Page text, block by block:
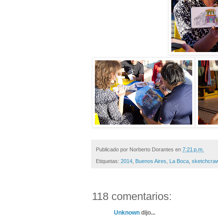
Publicado por Norberto Dorantes en 7:21 p.m.
Etiquetas: 2014 Buenos Aires La Boca
118 comentarios:
Unknown dijo...